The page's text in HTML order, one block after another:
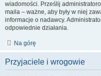
wiadomości. Prześlij
maila – ważne, aby były w niej
informacje o nadawcy.
odpowiednie działania.
Na górę
Przyjaciele i wrogowie